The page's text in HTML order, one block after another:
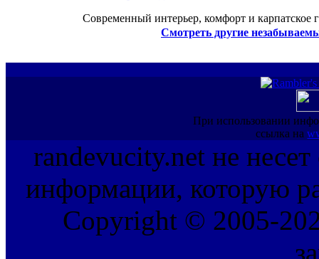
Современный интерьер, комфорт и карпатское
Смотреть другие
При использовании
ссылка на
randevucity.net не несет
информации, которую
Copyright © 2005-